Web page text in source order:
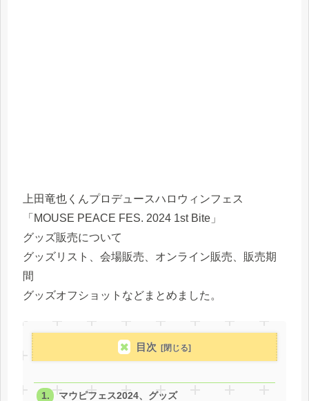
上田竜也くんプロデュースハロウィンフェス
「MOUSE PEACE FES. 2024 1st Bite」
グッズ販売について
グッズリスト、会場販売、オンライン販売、販売期
間
グッズオフショットなどまとめました。
目次
マウピフェス2024、グッズ